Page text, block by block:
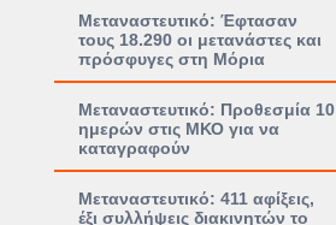
Μεταναστευτικό: Έφτασαν
τους 18.290 οι μετανάστες και
πρόσφυγες στη Μόρια
Μεταναστευτικό: Προθεσμία 10
ημερών στις ΜΚΟ για να
καταγραφούν
Μεταναστευτικό: 411 αφίξεις,
έξι συλλήψεις διακινητών το